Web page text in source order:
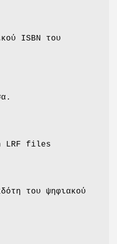
ISBN του
LRF files
του ψηφιακού